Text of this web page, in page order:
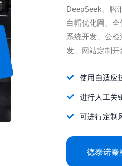
DeepSeek、腾
白帽优化网、
系统开发、公
发、网站定制开
使用自适应
进行人工关
可进行定制
德泰诺秦